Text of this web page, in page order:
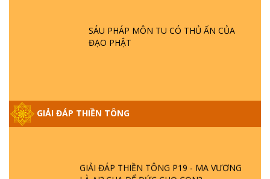
SÁU PHÁP MÔN TU CÓ THỦ ẤN CỦA
ĐẠO PHẬT
GIẢI ĐÁP THIỀN TÔNG
GIẢI ĐÁP VỀ LỄ TIỄN THIỀN TÔNG SƯ
GIẢI ĐÁP THIỀN TÔNG ĐẶC BIỆT PHẦN 20
- BÁC NGUYỄN NHÂN LÀ AI? PHIỀN NÃO
DO ĐÂU MÀ CÓ?
GIẢI ĐÁP THIỀN TÔNG P19 - MA VƯƠNG
LÀ AI? CHA ĐỂ ĐỨC CHO CON?